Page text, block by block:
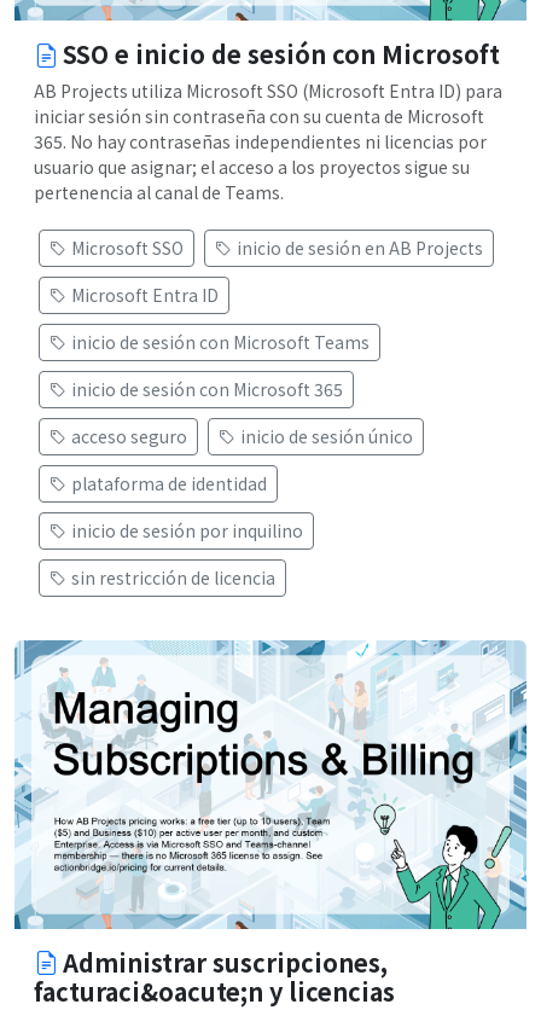
SSO e inicio de sesión con Microsoft
AB Projects utiliza Microsoft SSO (Microsoft Entra ID) para
iniciar sesión sin contraseña con su cuenta de Microsoft
365. No hay contraseñas independientes ni licencias por
usuario que asignar; el acceso a los proyectos sigue su
pertenencia al canal de Teams.
Microsoft SSO
inicio de sesión en AB Projects
Microsoft Entra ID
inicio de sesión con Microsoft Teams
inicio de sesión con Microsoft 365
acceso seguro
inicio de sesión único
plataforma de identidad
inicio de sesión por inquilino
sin restricción de licencia
Administrar suscripciones,
facturaci&oacute;n y licencias